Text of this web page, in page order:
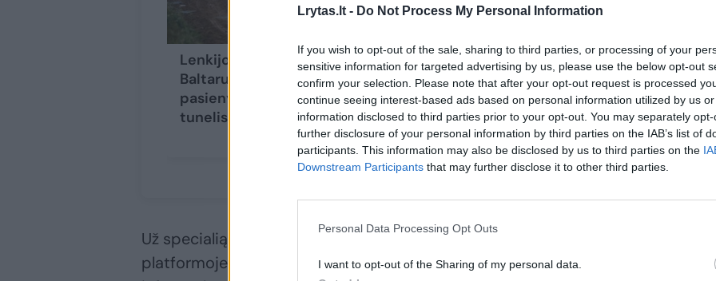
Lrytas.lt - Do Not Process My Personal Information
If you wish to opt-out of the sale, sharing to third parties, or processing of your
sensitive information for targeted advertising by us, please use the below opt-out
confirm your selection. Please note that after your opt-out request is processed
continue seeing interest-based ads based on personal information utilized by us
information disclosed to third parties prior to your opt-out. You may separately
further disclosure of your personal information by third parties on the IAB’s list of
participants. This information may also be disclosed by us to third parties on the
Downstream Participants that may further disclose it to other third parties.
Personal Data Processing Opt Outs
I want to opt-out of the Sharing of my personal data.
Lenkijos ir
Baltarusijos
pasienyje aptiktas
tunelis
Lenkijos kaime įvyko
tikras bulvių
kriminalas: po
politiko pareiškimo
dingo 150 tonų
Lenkijoje sulaikytas
įtariamasis, ketinęs
sviesti Molotovo
kokteilį į premjero
partijos būstinę
Už specialiąsias tarnybas atsakingas ministras Tomaszas Siemoniakas
platformoje „X“ paskelbė, kad įtariamieji užsiėmė karinių objektų ir kritinės